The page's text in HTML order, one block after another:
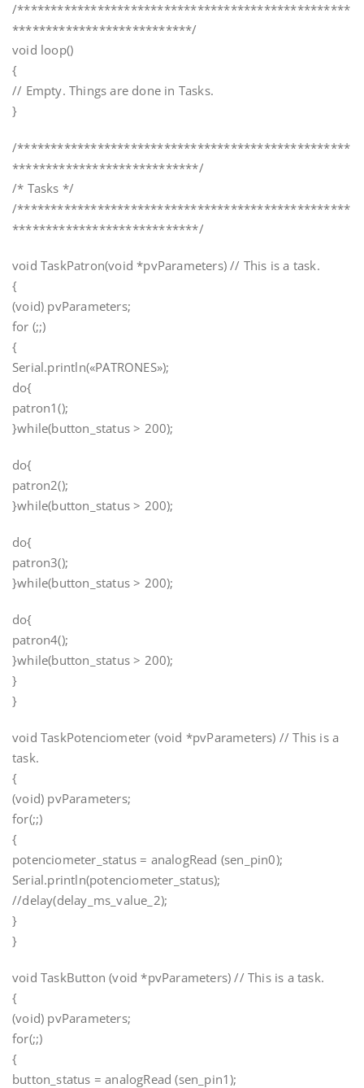
/**************************************************
***************************/
void loop()
{
// Empty. Things are done in Tasks.
}
/**************************************************
****************************/
/* Tasks */
/**************************************************
****************************/
void TaskPatron(void *pvParameters) // This is a task.
{
(void) pvParameters;
for (;;)
{
Serial.println(«PATRONES»);
do{
patron1();
}while(button_status > 200);
do{
patron2();
}while(button_status > 200);
do{
patron3();
}while(button_status > 200);
do{
patron4();
}while(button_status > 200);
}
}
void TaskPotenciometer (void *pvParameters) // This is a
task.
{
(void) pvParameters;
for(;;)
{
potenciometer_status = analogRead (sen_pin0);
Serial.println(potenciometer_status);
//delay(delay_ms_value_2);
}
}
void TaskButton (void *pvParameters) // This is a task.
{
(void) pvParameters;
for(;;)
{
button_status = analogRead (sen_pin1);